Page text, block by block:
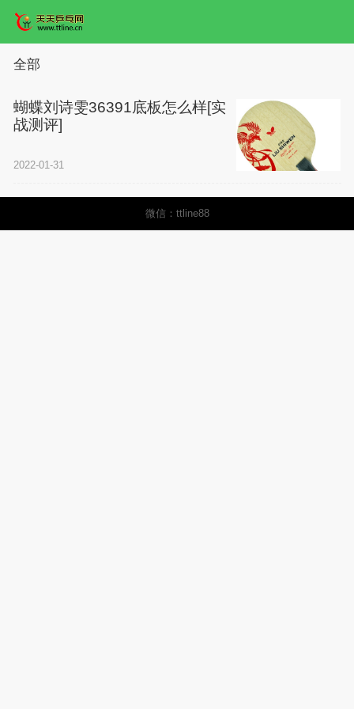
全部
蝴蝶刘诗雯36391底板怎么样[实
战测评]
2022-01-31
微信：ttline88